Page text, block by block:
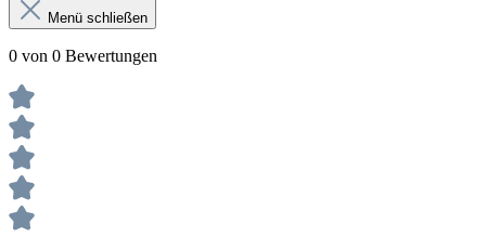
Menü schließen
0 von 0 Bewertungen